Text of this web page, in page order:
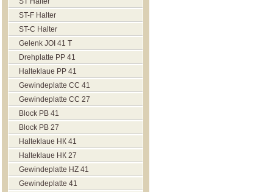
ST-F Halter
ST-C Halter
Gelenk JOI 41 T
Drehplatte PP 41
Halteklaue РР 41
Gewindeplatte CC 41
Gewindeplatte CC 27
Block РВ 41
Block РВ 27
Halteklaue НК 41
Halteklaue НК 27
Gewindeplatte HZ 41
Gewindeplatte 41